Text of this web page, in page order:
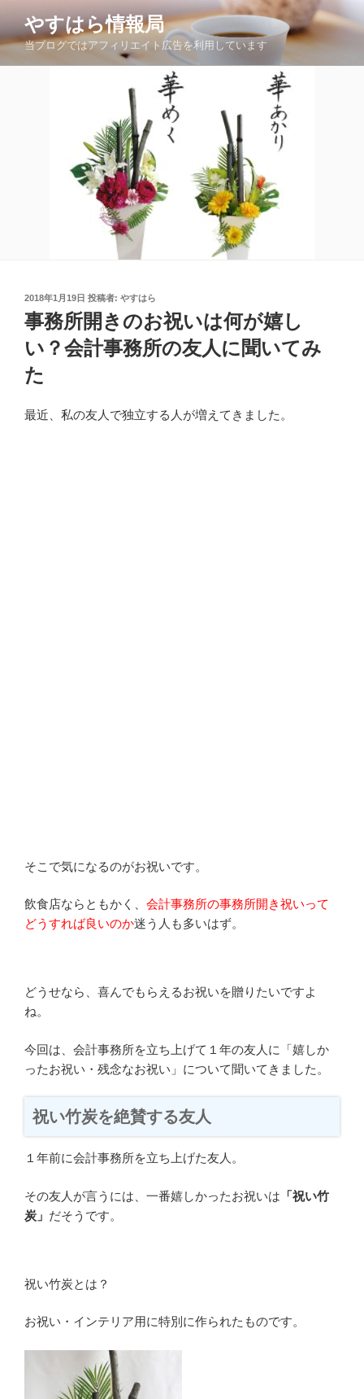
テ
ン
やすはら情報局
当ブログではアフィリエイト広告を利用しています
投
稿
日:
2018年1月19日 投稿者: やすはら
事務所開きのお祝いは何が嬉し
い？会計事務所の友人に聞いてみ
た
最近、私の友人で独立する人が増えてきました。
そこで気になるのがお祝いです。
飲食店ならともかく、 会計事務所の事務所開き祝いって
どうすれば良いのか迷う人も多いはず。
どうせなら、喜んでもらえるお祝いを贈りたいですよ
ね。
今回は、会計事務所を立ち上げて１年の友人に「嬉しか
ったお祝い・残念なお祝い」について聞いてきました。
祝い竹炭を絶賛する友人
１年前に会計事務所を立ち上げた友人。
その友人が言うには、一番嬉しかったお祝いは 「祝い竹
炭」 だそうです。
祝い竹炭とは？
お祝い・インテリア用に特別に作られたものです。